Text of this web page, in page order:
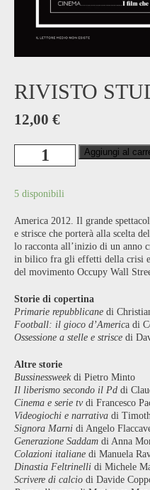
RIVISTO
12,00 €
America 2012. Il grande
e strisce che porterà alla scelta
lo racconta all’inizio di un anno
in bilico fra gli effetti della crisi
del movimento Occupy Wall
Storie di copertina
Primarie repubblicane di
Football: il gioco d’America di
Ossessione a stelle e strisce di
Altre storie
Bussinessweekdi Pietro Minto
Il liberismo secondo il Pd di
Cinema e serie tvdi Francesco
Videogiochi e narrativa di
Signora Marni di Angelo
Generazione Saddam di Anna
Colazioni italiane di Manuela
Dinastia Feltrinelli di Michele
Scrivere di calcio di Davide
5 disponibili
Rivisto
n°6
Aggiungi al